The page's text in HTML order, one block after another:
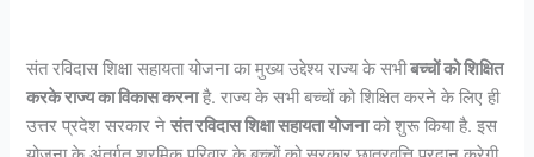
संत रविदास शिक्षा सहायता योजना का मुख्य उद्देश्य राज्य के सभीबच्चों को शिक्षित
करके राज्य का विकास करनाहै. राज्य के सभी बच्चों को शिक्षित करने के लिए ही
उत्तर प्रदेश सरकार नेसंत रविदास शिक्षा सहायता योजनाको शुरू किया है. इस